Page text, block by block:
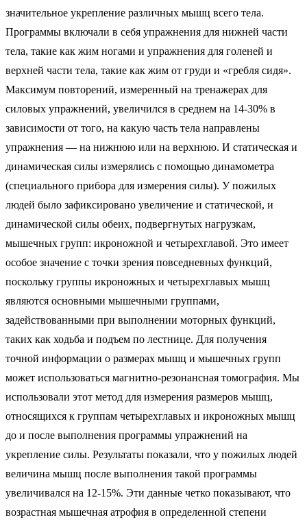
значительное укрепление различных мышц всего тела.
Программы включали в себя упражнения для нижней части
тела, такие как жим ногами и упражнения для голеней и
верхней части тела, такие как жим от груди и «гребля сидя».
Максимум повторений, измеренный на тренажерах для
силовых упражнений, увеличился в среднем на 14-30% в
зависимости от того, на какую часть тела направлены
упражнения — на нижнюю или на верхнюю. И статическая и
динамическая силы измерялись с помощью динамометра
(специального прибора для измерения силы). У пожилых
людей было зафиксировано увеличение и статической, и
динамической силы обеих, подвергнутых нагрузкам,
мышечных групп: икроножной и четырехглавой. Это имеет
особое значение с точки зрения повседневных функций,
поскольку группы икроножных и четырехглавых мышц
являются основными мышечными группами,
задействованными при выполнении моторных функций,
таких как ходьба и подъем по лестнице. Для получения
точной информации о размерах мышц и мышечных групп
может использоваться магнитно-резонансная томография. Мы
использовали этот метод для измерения размеров мышц,
относящихся к группам четырехглавых и икроножных мышц
до и после выполнения программы упражнений на
укрепление силы. Результаты показали, что у пожилых людей
величина мышц после выполнения такой программы
увеличивался на 12-15%. Эти данные четко показывают, что
возрастная мышечная атрофия в определенной степени